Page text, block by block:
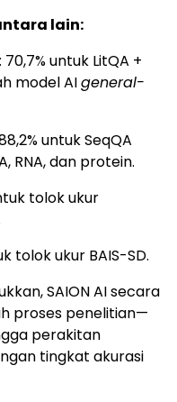
lain:
untuk LitQA +
model AIgeneral-
untuk SeqQA
RNA, dan protein.
tolok ukur
tolok ukur BAIS-SD.
SAION AI secara
proses penelitian—
perakitan
tingkat akurasi